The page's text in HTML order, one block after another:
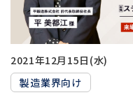
2019
年
2021年12月15日(水)
製造業界向け